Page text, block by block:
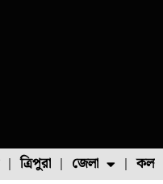
ত্রিপুরা জেলা